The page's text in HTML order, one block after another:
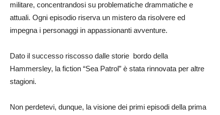
militare, concentrandosi su problematiche drammatiche e
attuali. Ogni episodio riserva un mistero da risolvere ed
impegna i personaggi in appassionanti avventure.
Dato il successo riscosso dalle storie bordo della
Hammersley, la fiction “Sea Patrol” è stata rinnovata per altre
stagioni.
Non perdetevi, dunque, la visione dei primi episodi della prima